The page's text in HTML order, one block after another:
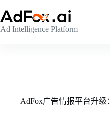
至
内
Ad Intelligence Platform
AdFox广告情报平台升